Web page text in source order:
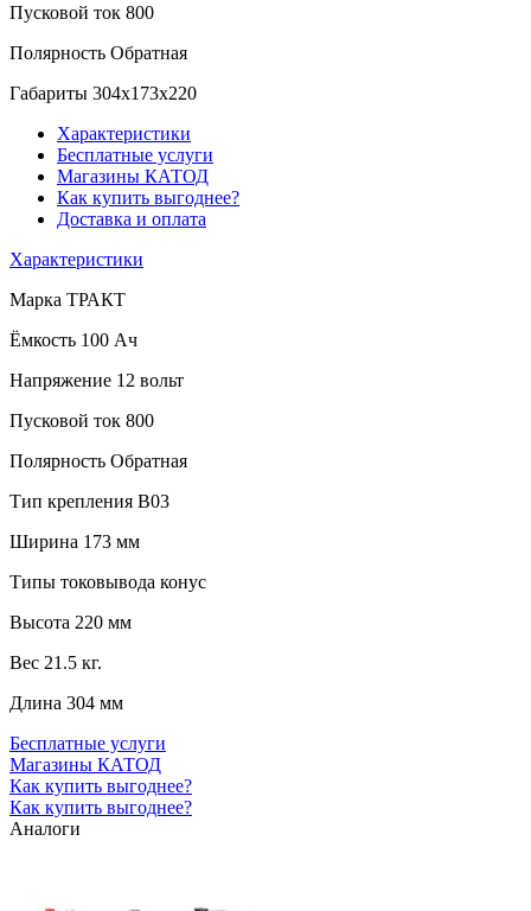
Пусковой ток 800
Полярность Обратная
Габариты 304x173x220
Характеристики
Бесплатные услуги
Магазины КАТОД
Как купить выгоднее?
Доставка и оплата
Характеристики
Марка ТРАКТ
Ёмкость 100 Ач
Напряжение 12 вольт
Пусковой ток 800
Полярность Обратная
Тип крепления B03
Ширина 173 мм
Типы токовывода конус
Высота 220 мм
Вес 21.5 кг.
Длина 304 мм
Бесплатные услуги
Магазины КАТОД
Как купить выгоднее?
Как купить выгоднее?
Аналоги